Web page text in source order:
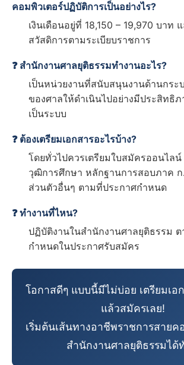
คอมพิวเตอร์ปฏิบัติการเป็นอย่างไร?
เงินเดือนอยู่ที่ 18,150 – 19,970 บาท
สวัสดิการตามระเบียบราชการ
❓ สำนักงานศาลยุติธรรมทำงานอะไร?
เป็นหน่วยงานที่สนับสนุนงานด้านกระ
ของศาลให้ดำเนินไปอย่างมีประสิทธิภ
เป็นระบบ
❓ ต้องเตรียมเอกสารอะไรบ้าง?
โดยทั่วไปควรเตรียมใบสมัครออนไล
วุฒิการศึกษา หลักฐานการสอบภาค ก
ส่วนตัวอื่นๆ ตามที่ประกาศกำหนด
❓ ทำงานที่ไหน?
ปฏิบัติงานในสำนักงานศาลยุติธรรม
กำหนดในประกาศรับสมัคร
โอกาสดีๆ แบบนี้มีไม่บ่อย เตรียมเอ
แล้วสมัครเลย!
เริ่มต้นเส้นทางอาชีพราชการสายค
สำนักงานศาลยุติธรรมได้